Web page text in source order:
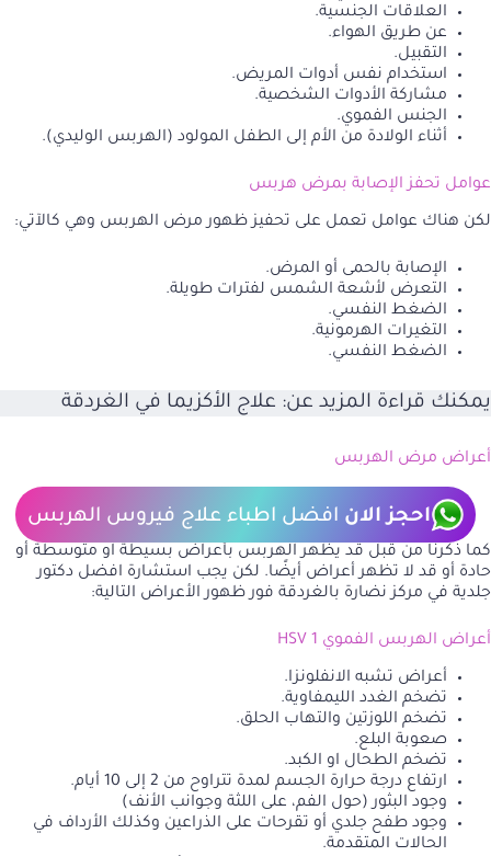
العلاقات الجنسية.
عن طريق الهواء.
التقبيل.
استخدام نفس أدوات المريض.
مشاركة الأدوات الشخصية.
الجنس الفموي.
أثناء الولادة من الأم إلى الطفل المولود (الهربس الوليدي).
عوامل تحفز الإصابة بمرض هربس
لكن هناك عوامل تعمل على تحفيز ظهور مرض الهربس وهي كالآتي:
الإصابة بالحمى أو المرض.
التعرض لأشعة الشمس لفترات طويلة.
الضغط النفسي.
التغيرات الهرمونية.
الضغط النفسي.
يمكنك قراءة المزيد عن: علاج الأكزيما في الغردقة
أعراض مرض الهربس
احجز الان افضل اطباء علاج فيروس الهربس
كما ذكرنا من قبل قد يظهر الهربس بأعراض بسيطة او متوسطة أو
حادة أو قد لا تظهر أعراض أيضًا. لكن يجب استشارة افضل دكتور
جلدية في مركز نضارة بالغردقة فور ظهور الأعراض التالية:
أعراض الهربس الفموي HSV 1
أعراض تشبه الانفلونزا.
تضخم الغدد الليمفاوية.
تضخم اللوزتين والتهاب الحلق.
صعوبة البلع.
تضخم الطحال او الكبد.
ارتفاع درجة حرارة الجسم لمدة تتراوح من 2 إلى 10 أيام.
وجود البثور (حول الفم، على اللثة وجوانب الأنف)
وجود طفح جلدي أو تقرحات على الذراعين وكذلك الأرداف في
الحالات المتقدمة.